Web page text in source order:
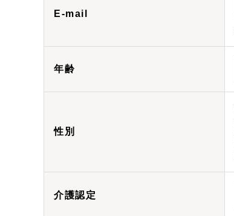
E-mail
年齢
性別
介護認定